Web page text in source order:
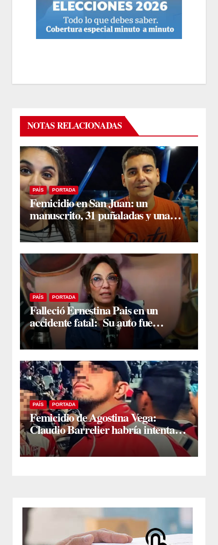
NOTAS RELACIONADAS
PAÍS PORTADA
Femicidio en San Juan: un
manuscrito, 31 puñaladas y una
denuncia previa complican la
situación del acusado
PAÍS PORTADA
Falleció Ernestina Pais en un
accidente fatal: Su auto fue
arrollado por un tren en San Isidro
PAÍS PORTADA
Femicidio de Agostina Vega:
Claudio Barrelier habría intentado
quitarse la vida